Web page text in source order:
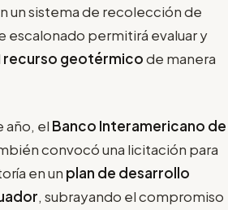
un sistema de recolección de
escalonado permitirá evaluar y
recurso geotérmicode manera
año, el Banco Interamericano de
convocó una licitación para
en un plan de desarrollo
, subrayando el compromiso